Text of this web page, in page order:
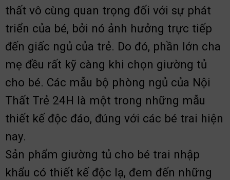
thất vô cùng quan trọng đối với sự phát
triển của bé, bởi nó ảnh hưởng trực tiếp
đến giấc ngủ của trẻ. Do đó, phần lớn cha
mẹ đều rất kỹ càng khi chọn giường tủ
cho bé. Các mẫu bộ phòng ngủ của Nội
Thất Trẻ 24H là một trong những mẫu
thiết kế độc đáo, đúng với các bé trai hiện
nay.
Sản phẩm giường tủ cho bé trai nhập
khẩu có thiết kế độc lạ, đem đến những